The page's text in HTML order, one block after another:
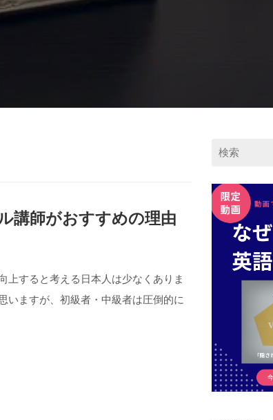
講師がおすすめの理由
上すると考える日本人は少なくありま
いますが、初級者・中級者は圧倒的に